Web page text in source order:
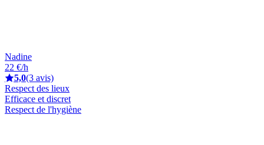
Nadine
22 €/h
5,0(3 avis)
Respect des lieux
Efficace et discret
Respect de l'hygiène